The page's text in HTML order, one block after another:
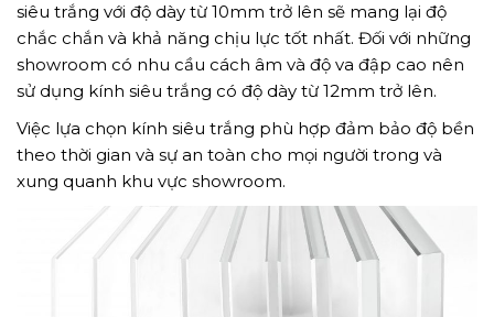
siêu trắng với độ dày từ 10mm trở lên sẽ mang lại độ
chắc chắn và khả năng chịu lực tốt nhất. Đối với những
showroom có nhu cầu cách âm và độ va đập cao nên
sử dụng kính siêu trắng có độ dày từ 12mm trở lên.
Việc lựa chọn kính siêu trắng phù hợp đảm bảo độ bền
theo thời gian và sự an toàn cho mọi người trong và
xung quanh khu vực showroom.